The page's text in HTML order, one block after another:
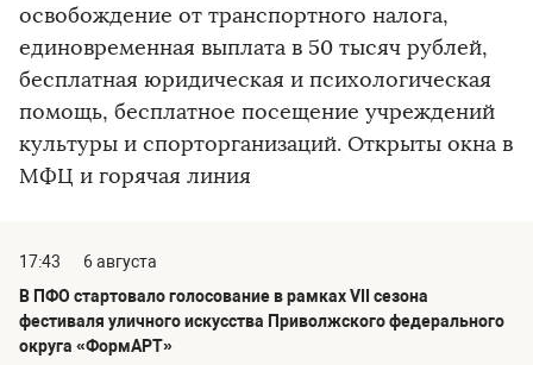
освобождение от транспортного налога,
единовременная выплата в 50 тысяч рублей,
бесплатная юридическая и психологическая
помощь, бесплатное посещение учреждений
культуры и спорторганизаций. Открыты окна в
МФЦ и горячая линия
17:43
6 августа
В ПФО стартовало голосование в рамках VII сезона
фестиваля уличного искусства Приволжского федерального
округа «ФормАРТ»